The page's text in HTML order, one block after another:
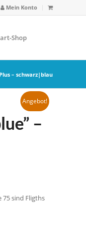
Mein Konto
Shop
– schwarz|blau
Angebot!
–
75 sind Fligths